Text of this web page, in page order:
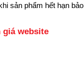
sản phẩm hết hạn bảo
website